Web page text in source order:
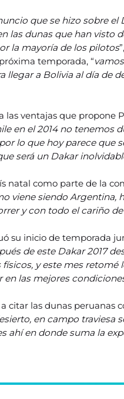
que se hizo sobre el
las dunas que han
la mayoría de los pilotos
temporada, “
llegar a Bolivia al día de
las ventajas que propone
en el 2014 no tenemos
lo que hoy parece
será un Dakar
natal como parte de la
viene siendo Argentina,
y con todo el cariño
su inicio de temporada
de este Dakar 2017
y este mes
en las mejores
citar las dunas peruanas
en campo traviesa
ahí en donde suma la